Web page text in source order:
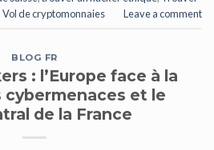
Vol de cryptomonnaies Leave a comment
BLOG FR
: l’Europe face à la
cybermenaces et le
de la France